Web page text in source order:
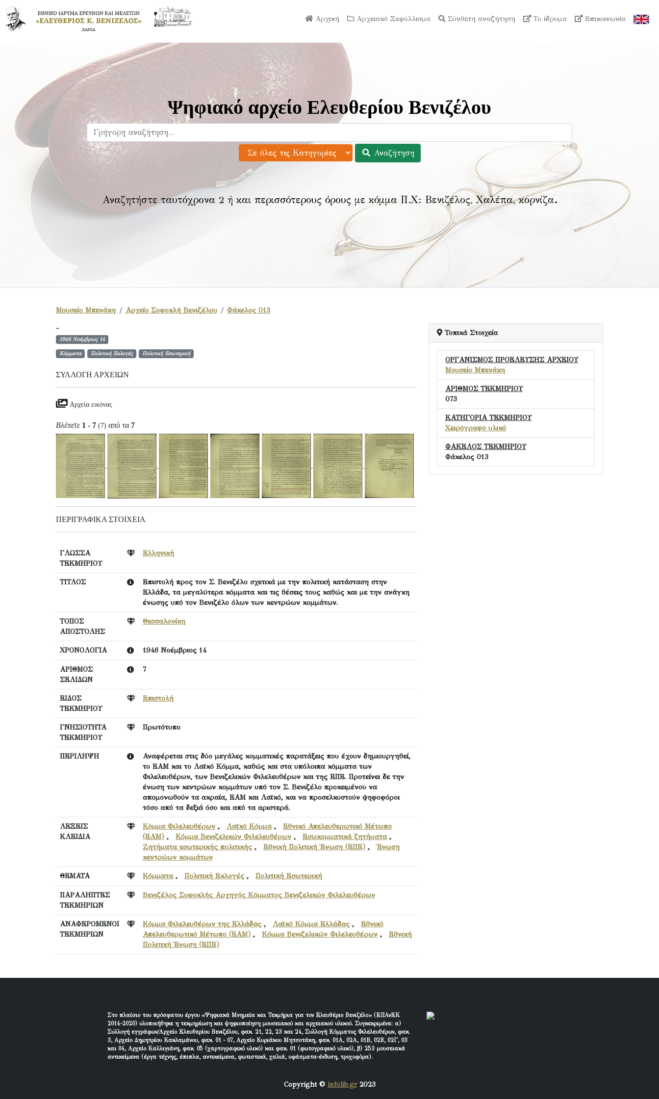
Αρχική Αρχειακό Ξεφύλλισμα Σύνθετη αναζήτηση Το ίδρυμα Επικοινωνία
Ψηφιακό αρχείο Ελευθερίου Βενιζέλου
Αναζήτηση
Αναζητήστε ταυτόχρονα 2 ή και περισσότερους όρους με κόμμα Π.Χ: Βενιζέλος, Χαλέπα, κορνίζα.
Μουσείο Μπενάκη Αρχείο Σοφοκλή Βενιζέλου Φάκελος 013
-
1946 Νοέμβριος 14
Κόμματα Πολιτική Εκλογές Πολιτική Εσωτερική
ΣΥΛΛΟΓΉ ΑΡΧΕΊΩΝ
Αρχεία εικόνας
Βλέπετε 1 - 7 (7) από τα 7
ΠΕΡΙΓΡΑΦΙΚΆ ΣΤΟΙΧΕΊΑ
ΓΛΩΣΣΑ
ΤΕΚΜΗΡΙΟΥ
Ελληνική
ΤΙΤΛΟΣ
Επιστολή προς τον Σ. Βενιζέλο σχετικά με την πολιτική κατάσταση στην
Ελλάδα, τα μεγαλύτερα κόμματα και τις θέσεις τους καθώς και με την ανάγκη
ένωσης υπό τον Βενιζέλο όλων των κεντρώων κομμάτων.
ΤΟΠΟΣ
ΑΠΟΣΤΟΛΗΣ
Θεσσαλονίκη
ΧΡΟΝΟΛΟΓΙΑ 1946 Νοέμβριος 14
ΑΡΙΘΜΟΣ
ΣΕΛΙΔΩΝ
7
ΕΙΔΟΣ
ΤΕΚΜΗΡΙΟΥ
Επιστολή
ΓΝΗΣΙΟΤΗΤΑ
ΤΕΚΜΗΡΙΟΥ
Πρωτότυπο
ΠΕΡΙΛΗΨΗ
Αναφέρεται στις δύο μεγάλες κομματικές παρατάξεις που έχουν δημιουργηθεί,
το ΕΑΜ και το Λαϊκό Κόμμα, καθώς και στα υπόλοιπα κόμματα των
Φιλελευθέρων, των Βενιζελικών Φιλελευθέρων και της ΕΠΕ. Προτείνει δε την
ένωση των κεντρώων κομμάτων υπό τον Σ. Βενιζέλο προκειμένου να
απομονωθούν τα ακραία, ΕΑΜ και Λαϊκό, και να προσελκυστούν ψηφοφόροι
τόσο από τα δεξιά όσο και από τα αριστερά.
ΛΕΞΕΙΣ
ΚΛΕΙΔΙΑ
Κόμμα Φιλελευθέρων , Λαϊκό Κόμμα, Εθνικό Απελευθερωτικό Μέτωπο
(ΕΑΜ) , Κόμμα Βενιζελικών Φιλελευθέρων , Εσωκομματικά ζητήματα,
Ζητήματα εσωτερικής πολιτικής , Εθνική Πολιτική Ένωση (ΕΠΕ) ,Ένωση
κεντρώων κομμάτων
ΘΕΜΑΤΑ Κόμματα, Πολιτική Εκλογές , Πολιτική Εσωτερική
ΠΑΡΑΛΗΠΤΕΣ
ΤΕΚΜΗΡΙΩΝ
Βενιζέλος Σοφοκλής Αρχηγός Κόμματος Βενιζελικών Φιλελευθέρων
ΑΝΑΦΕΡΟΜΕΝΟΙ
ΤΕΚΜΗΡΙΩΝ
Κόμμα Φιλελευθέρων της Ελλάδας , Λαϊκό Κόμμα Ελλάδας , Εθνικό
Απελευθερωτικό Μέτωπο (ΕΑΜ) , Κόμμα Βενιζελικών Φιλελευθέρων , Εθνική
Πολιτική Ένωση (ΕΠΕ)
Τοπικά Στοιχεία
ΟΡΓΑΝΙΣΜΟΣ ΠΡΟΕΛΕΥΣΗΣ ΑΡΧΕΙΟΥ
Μουσείο Μπενάκη
ΑΡΙΘΜΟΣ ΤΕΚΜΗΡΙΟΥ
073
ΚΑΤΗΓΟΡΙΑ ΤΕΚΜΗΡΙΟΥ
Χειρόγραφο υλικό
ΦΑΚΕΛΟΣ ΤΕΚΜΗΡΙΟΥ
Φάκελος 013
Στο πλαίσιο του πρόσφατου έργου «Ψηφιακά Μνημεία και Τεκμήρια για τον Ελευθέριο Βενιζέλο» (ΕΠΑνΕΚ
2014-2020) υλοποιήθηκε η τεκμηρίωση και ψηφιοποίηση μουσειακού και αρχειακού υλικού. Συγκεκριμένα: α)
Συλλογή εγγράφων/Αρχείο Ελευθερίου Βενιζέλου, φακ. 21, 22, 23 και 24, Συλλογή Κόμματος Φιλελευθέρων, φακ.
3, Αρχείο Δημητρίου Κακλαμάνου, φακ. 01 - 07, Αρχείο Κυριάκου Μητσοτάκη, φακ. 01Α, 02Α, 01Β, 02Β, 02Γ, 03
και 04, Αρχείο Καλλιγιάνη, φακ. 05 (χαρτογραφικό υλικό) και φακ. 01 (φωτογραφικό υλικό), β) 253 μουσειακά
αντικείμενα (έργα τέχνης, έπιπλα, αντικείμενα, φωτιστικά, χαλιά, υφάσματα-ένδυση, τροχοφόρα).
Copyright © infolib.gr2023